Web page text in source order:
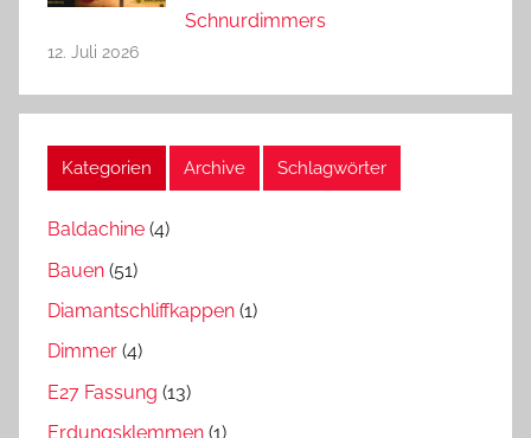
Schnurdimmers
12. Juli 2026
Kategorien Archive Schlagwörter
Baldachine (4)
Bauen (51)
Diamantschliffkappen (1)
Dimmer (4)
E27 Fassung (13)
Erdungsklemmen (1)